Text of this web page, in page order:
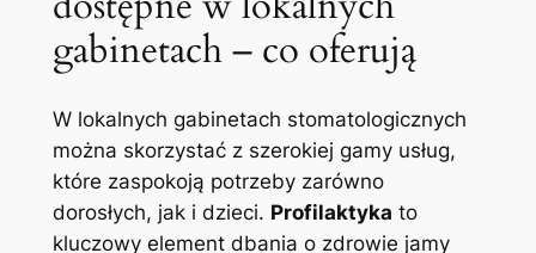
gabinetach – co oferują
W lokalnych gabinetach stomatologicznych
można ⁢skorzystać⁢ z szerokiej gamy usług,
które zaspokoją ⁣potrzeby ​zarówno
dorosłych, jak i ⁢dzieci. Profilaktyka ‌to
kluczowy element dbania o zdrowie jamy